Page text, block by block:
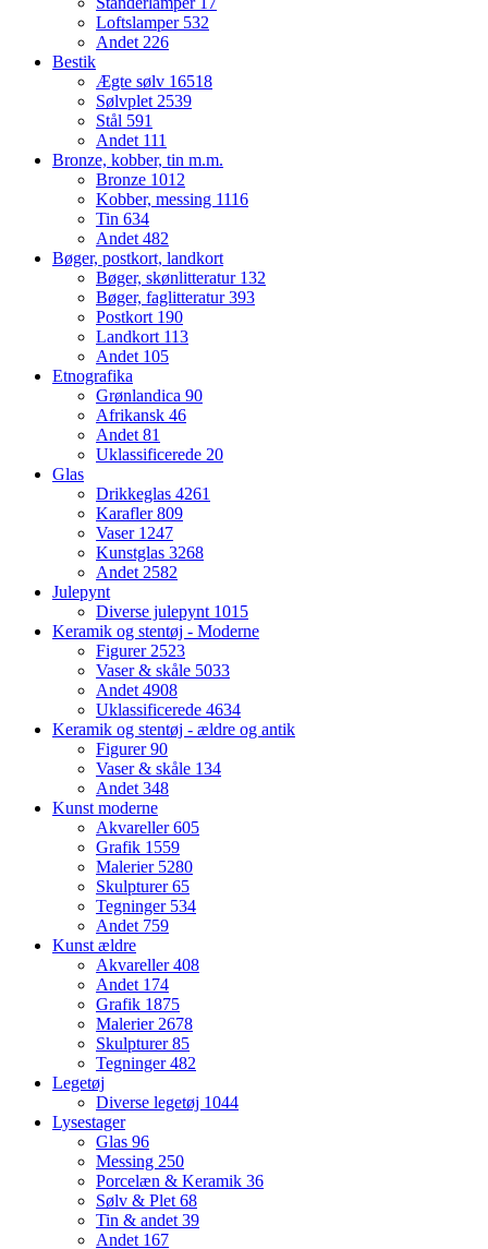
Loftslamper 532
Andet226
Bestik
Ægte sølv 16518
Sølvplet2539
Stål 591
Andet 111
Bronze, kobber, tin m.m.
Bronze 1012
Kobber, messing 1116
Tin 634
Andet482
Bøger, postkort, landkort
Bøger, skønlitteratur 132
Bøger, faglitteratur393
Postkort 190
Landkort 113
Andet 105
Etnografika
Grønlandica 90
Afrikansk 46
Andet81
Uklassificerede 20
Glas
Drikkeglas 4261
Karafler809
Vaser 1247
Kunstglas 3268
Andet2582
Julepynt
Diverse julepynt 1015
Keramik og stentøj - Moderne
Figurer2523
Vaser & skåle 5033
Andet4908
Uklassificerede 4634
Keramik og stentøj - ældre og antik
Figurer90
Vaser & skåle 134
Andet348
Kunst moderne
Akvareller605
Grafik 1559
Malerier 5280
Skulpturer65
Tegninger 534
Andet 759
Kunst ældre
Akvareller408
Andet 174
Grafik 1875
Malerier2678
Skulpturer85
Tegninger482
Legetøj
Diverse legetøj 1044
Lysestager
Glas 96
Messing 250
Porcelæn & Keramik 36
Sølv & Plet68
Tin & andet39
Andet 167